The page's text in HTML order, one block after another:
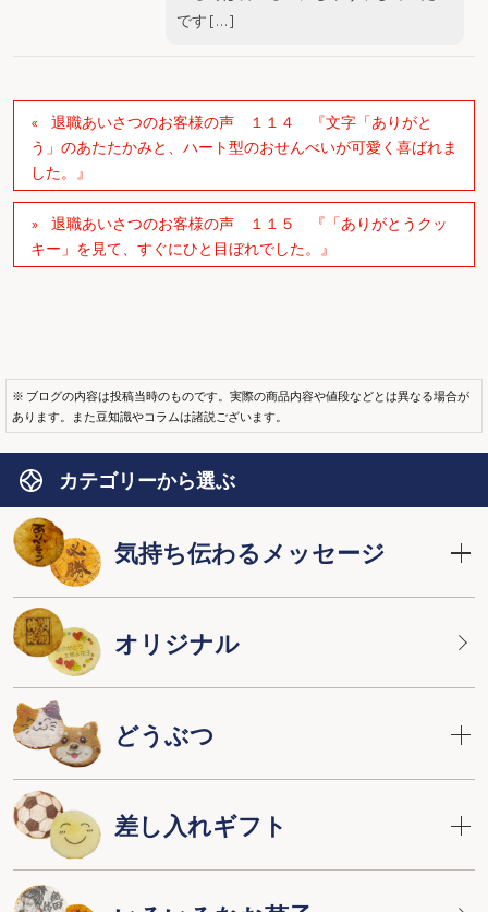
です […]
退職あいさつのお客様の声 １１４ 『文字「ありがと
う」のあたたかみと、ハート型のおせんべいが可愛く喜ばれま
した。』
退職あいさつのお客様の声 １１５ 『「ありがとうクッ
キー」を見て、すぐにひと目ぼれでした。』
※ ブログの内容は投稿当時のものです。実際の商品内容や値段などとは異なる場合が
あります。また豆知識やコラムは諸説ございます。
カテゴリーから選ぶ
気持ち伝わるメッセージ
オリジナル
どうぶつ
差し入れギフト